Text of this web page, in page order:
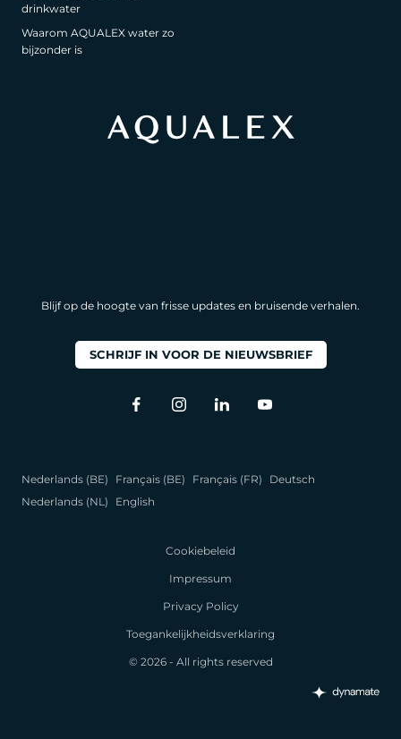
drinkwater
Waarom AQUALEX water zo
bijzonder is
Blijf op de hoogte van frisse updates en bruisende verhalen.
SCHRIJF IN VOOR DE NIEUWSBRIEF
Nederlands (BE) Français (BE) Français (FR)
Deutsch
Nederlands (NL)
English
Cookiebeleid
Impressum
Privacy Policy
Toegankelijkheidsverklaring
© 2026 - All rights reserved